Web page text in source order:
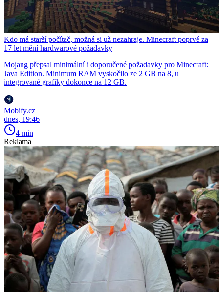
Kdo má starší počítač, možná si už nezahraje. Minecraft poprvé za
17 let mění hardwarové požadavky
Mojang přepsal minimální i doporučené požadavky pro Minecraft:
Java Edition. Minimum RAM vyskočilo ze 2 GB na 8, u
integrované grafiky dokonce na 12 GB.
Mobify.cz
dnes, 19:46
4 min
Reklama